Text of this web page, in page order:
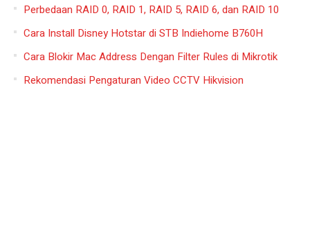
Perbedaan RAID 0, RAID 1, RAID 5, RAID 6, dan RAID 10
Cara Install Disney Hotstar di STB Indiehome B760H
Cara Blokir Mac Address Dengan Filter Rules di Mikrotik
Rekomendasi Pengaturan Video CCTV Hikvision